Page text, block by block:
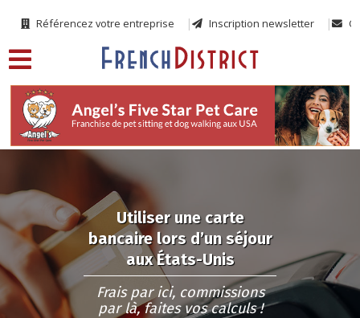
Référencez votre entreprise Inscription newsletter
Utiliser une carte
bancaire lors d’un séjour
aux États-Unis
Frais par ici, commissions
par là, faites vos calculs !